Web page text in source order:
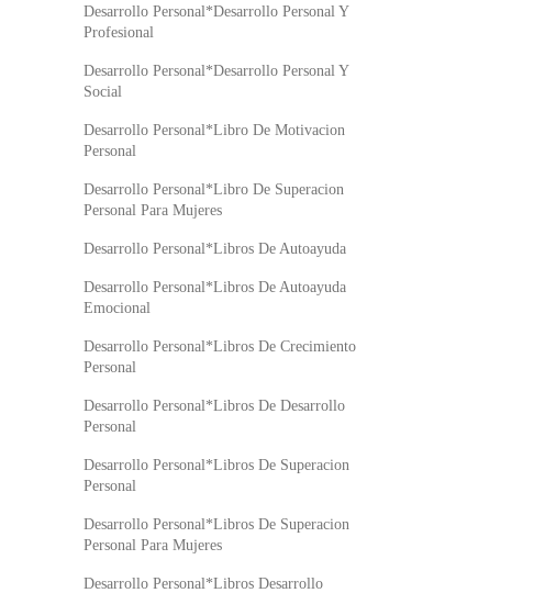
Desarrollo Personal*Desarrollo Personal Y
Profesional
Desarrollo Personal*Desarrollo Personal Y
Social
Desarrollo Personal*Libro De Motivacion
Personal
Desarrollo Personal*Libro De Superacion
Personal Para Mujeres
Desarrollo Personal*Libros De Autoayuda
Desarrollo Personal*Libros De Autoayuda
Emocional
Desarrollo Personal*Libros De Crecimiento
Personal
Desarrollo Personal*Libros De Desarrollo
Personal
Desarrollo Personal*Libros De Superacion
Personal
Desarrollo Personal*Libros De Superacion
Personal Para Mujeres
Desarrollo Personal*Libros Desarrollo